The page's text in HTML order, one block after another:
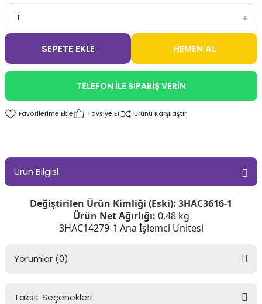
Scara Robotlar
Scara Robotlar
SEPETE EKLE HEMEN AL
TELEFON İLE SİPARİŞ VERİN
Tavsiye Et Ürünü Karşılaştır
Ürün Bilgisi
Değiştirilen Ürün Kimliği (Eski): 3HAC3616-1
Ürün Net Ağırlığı: 0.48 kg
3HAC14279-1 Ana İşlemci Ünitesi
Yorumlar (0)
Taksit Seçenekleri